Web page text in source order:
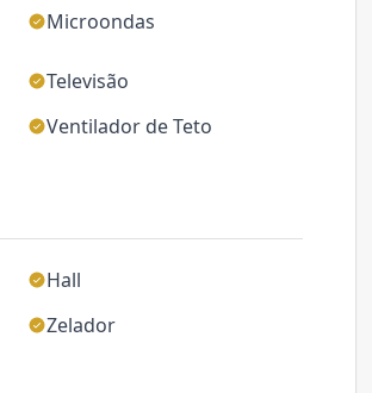
Microondas
Televisão
Ventilador de Teto
Hall
Zelador